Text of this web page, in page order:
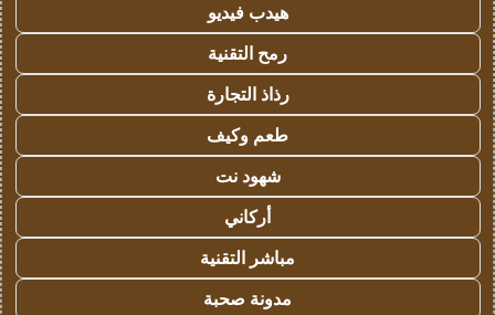
هيدب فيديو
رمح التقنية
رذاذ التجارة
طعم وكيف
شهود نت
أركاني
مباشر التقنية
مدونة صحبة